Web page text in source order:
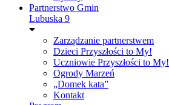
Partnerstwo Gmin
Lubuska 9
Zarządzanie partnerstwem
Dzieci Przyszłości to My!
Uczniowie Przyszłości to My!
Ogrody Marzeń
„Domek kata”
Kontakt